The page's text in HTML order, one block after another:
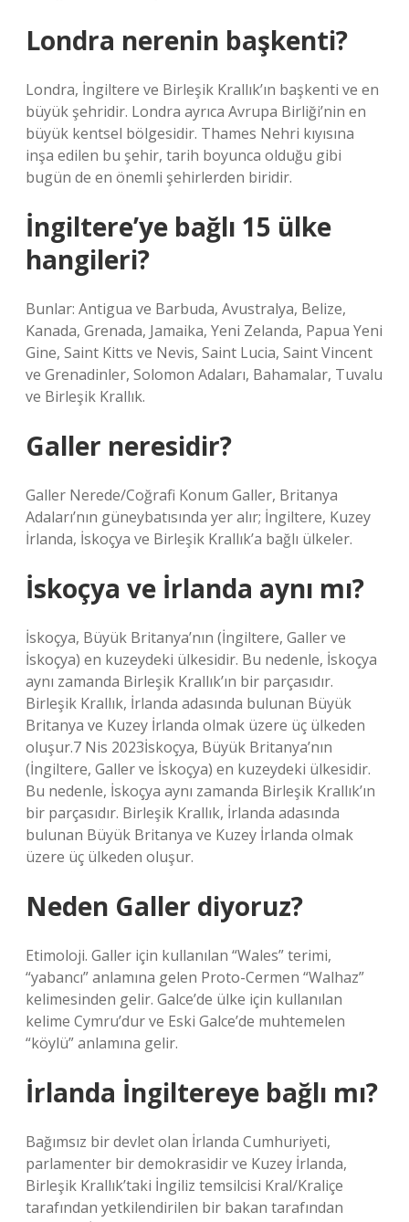
Londra nerenin başkenti?
Londra, İngiltere ve Birleşik Krallık’ın başkenti ve en
büyük şehridir. Londra ayrıca Avrupa Birliği’nin en
büyük kentsel bölgesidir. Thames Nehri kıyısına
inşa edilen bu şehir, tarih boyunca olduğu gibi
bugün de en önemli şehirlerden biridir.
İngiltere’ye bağlı 15 ülke
hangileri?
Bunlar: Antigua ve Barbuda, Avustralya, Belize,
Kanada, Grenada, Jamaika, Yeni Zelanda, Papua Yeni
Gine, Saint Kitts ve Nevis, Saint Lucia, Saint Vincent
ve Grenadinler, Solomon Adaları, Bahamalar, Tuvalu
ve Birleşik Krallık.
Galler neresidir?
Galler Nerede/Coğrafi Konum Galler, Britanya
Adaları’nın güneybatısında yer alır; İngiltere, Kuzey
İrlanda, İskoçya ve Birleşik Krallık’a bağlı ülkeler.
İskoçya ve İrlanda aynı mı?
İskoçya, Büyük Britanya’nın (İngiltere, Galler ve
İskoçya) en kuzeydeki ülkesidir. Bu nedenle, İskoçya
aynı zamanda Birleşik Krallık’ın bir parçasıdır.
Birleşik Krallık, İrlanda adasında bulunan Büyük
Britanya ve Kuzey İrlanda olmak üzere üç ülkeden
oluşur.7 Nis 2023İskoçya, Büyük Britanya’nın
(İngiltere, Galler ve İskoçya) en kuzeydeki ülkesidir.
Bu nedenle, İskoçya aynı zamanda Birleşik Krallık’ın
bir parçasıdır. Birleşik Krallık, İrlanda adasında
bulunan Büyük Britanya ve Kuzey İrlanda olmak
üzere üç ülkeden oluşur.
Neden Galler diyoruz?
Etimoloji. Galler için kullanılan “Wales” terimi,
“yabancı” anlamına gelen Proto-Cermen “Walhaz”
kelimesinden gelir. Galce’de ülke için kullanılan
kelime Cymru’dur ve Eski Galce’de muhtemelen
“köylü” anlamına gelir.
İrlanda İngiltereye bağlı mı?
Bağımsız bir devlet olan İrlanda Cumhuriyeti,
parlamenter bir demokrasidir ve Kuzey İrlanda,
Birleşik Krallık’taki İngiliz temsilcisi Kral/Kraliçe
tarafından yetkilendirilen bir bakan tarafından